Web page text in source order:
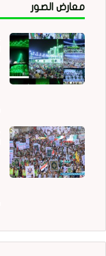
معارض الصور